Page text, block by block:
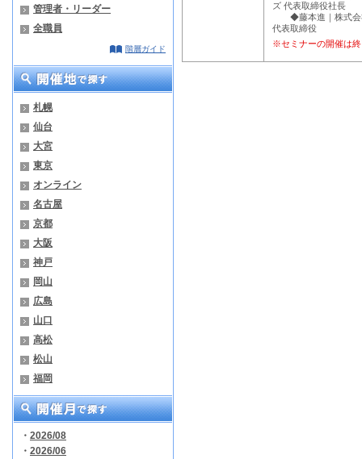
管理者・リーダー
全職員
階層ガイド
札幌
仙台
大宮
東京
オンライン
名古屋
京都
大阪
神戸
岡山
広島
山口
高松
松山
福岡
・ 2026/08
・ 2026/06
ズ 代表取締役社長
◆藤本進｜株式会
代表取締役
※セミナーの開催は